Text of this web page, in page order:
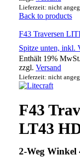
Lieferzeit: nicht
Back to products
F43 Traversen
Spitze unten, inkl.
Enthält 19% MwSt.
zzgl. Versand
Lieferzeit: nicht
F43
LT43
2-Weg Winkel